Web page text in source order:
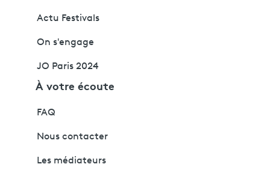
Actu Festivals
On s'engage
JO Paris 2024
À votre écoute
FAQ
Nous contacter
Les médiateurs